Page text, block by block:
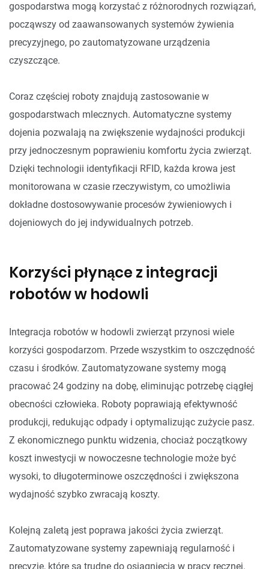
gospodarstwa mogą korzystać z różnorodnych rozwiązań,
począwszy od zaawansowanych systemów żywienia
precyzyjnego, po zautomatyzowane urządzenia
czyszczące.
Coraz częściej roboty znajdują zastosowanie w
gospodarstwach mlecznych. Automatyczne systemy
dojenia pozwalają na zwiększenie wydajności produkcji
przy jednoczesnym poprawieniu komfortu życia zwierząt.
Dzięki technologii identyfikacji RFID, każda krowa jest
monitorowana w czasie rzeczywistym, co umożliwia
dokładne dostosowywanie procesów żywieniowych i
dojeniowych do jej indywidualnych potrzeb.
Korzyści płynące z integracji
robotów w hodowli
Integracja robotów w hodowli zwierząt przynosi wiele
korzyści gospodarzom. Przede wszystkim to oszczędność
czasu i środków. Zautomatyzowane systemy mogą
pracować 24 godziny na dobę, eliminując potrzebę ciągłej
obecności człowieka. Roboty poprawiają efektywność
produkcji, redukując odpady i optymalizując zużycie pasz.
Z ekonomicznego punktu widzenia, chociaż początkowy
koszt inwestycji w nowoczesne technologie może być
wysoki, to długoterminowe oszczędności i zwiększona
wydajność szybko zwracają koszty.
Kolejną zaletą jest poprawa jakości życia zwierząt.
Zautomatyzowane systemy zapewniają regularność i
precyzję, które są trudne do osiągnięcia w pracy ręcznej.